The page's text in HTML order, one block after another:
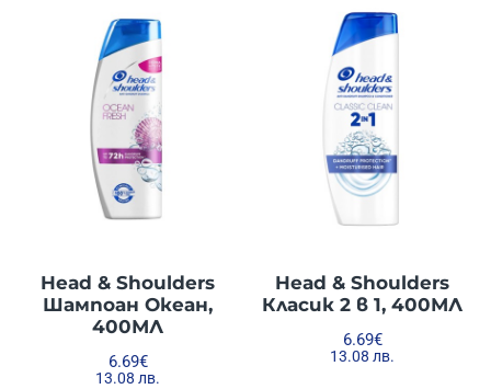
Head & Shoulders
Шампоан Океан,
400МЛ
6.69€
13.08 лв.
Head & Shoulders
Класик 2 в 1, 400МЛ
6.69€
13.08 лв.